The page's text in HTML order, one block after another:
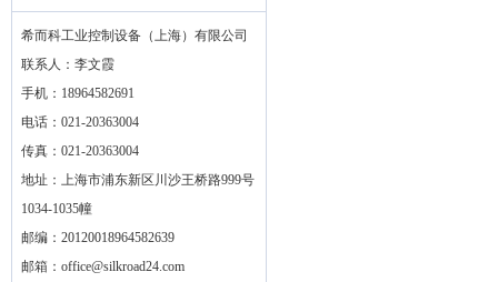
希而科工业控制设备（上海）有限公司
联系人：李文霞
手机：18964582691
电话：021-20363004
传真：021-20363004
地址：上海市浦东新区川沙王桥路999号
1034-1035幢
邮编：20120018964582639
邮箱： office@silkroad24.com